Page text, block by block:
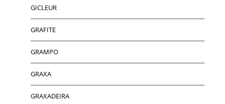
GICLEUR
GRAFITE
GRAMPO
GRAXA
GRAXADEIRA